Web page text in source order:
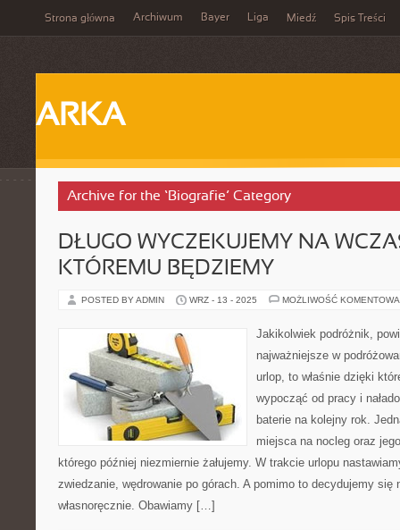
Strona główna Archiwum Bayer Liga Miedź Spis Treści
ARKA
Archive for the ‘Biografie’ Category
DŁUGO WYCZEKUJEMY NA
KTÓREMU BĘDZIEMY
POSTED BY ADMIN WRZ - 13 - 2025 MOŻLIWOŚĆ
Jakikolwiek podróżnik,
najważniejsze w
urlop, to właśnie dzięki
wypocząć od pracy i
baterie na kolejny rok.
miejsca na nocleg oraz
którego później niezmiernie żałujemy. W trakcie urlopu
zwiedzanie, wędrowanie po górach. A pomimo to decydujemy się
własnoręcznie. Obawiamy […]